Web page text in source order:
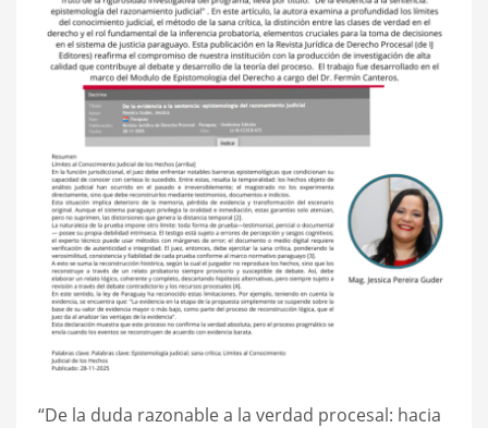
“De la duda razonable a la verdad procesal: hacia